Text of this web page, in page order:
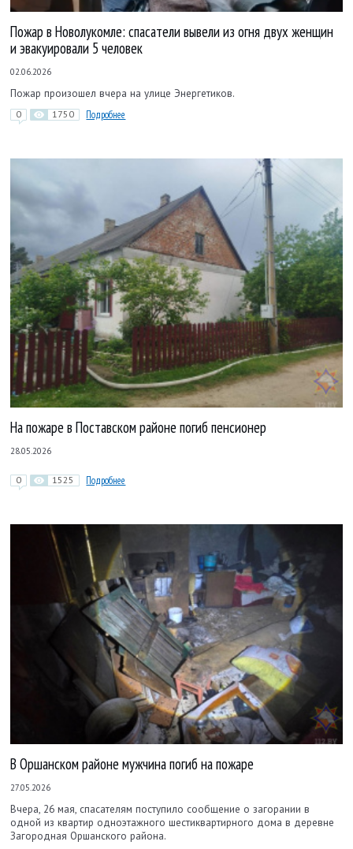
Пожар в Новолукомле: спасатели вывели из огня двух женщин
и эвакуировали 5 человек
02.06.2026
Пожар произошел вчера на улице Энергетиков.
0 1750 Подробнее
На пожаре в Поставском районе погиб пенсионер
28.05.2026
0 1525 Подробнее
В Оршанском районе мужчина погиб на пожаре
27.05.2026
Вчера, 26 мая, спасателям поступило сообщение о загорании в
одной из квартир одноэтажного шестиквартирного дома в деревне
Загородная Оршанского района.